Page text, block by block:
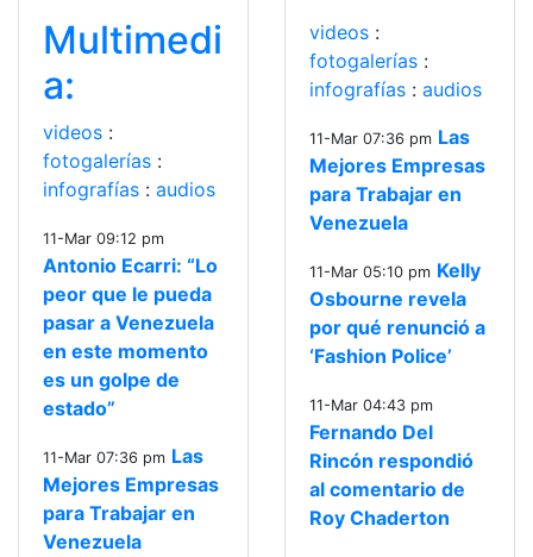
Multimedi
a:
videos :
fotogalerías :
infografías : audios
11-Mar 09:12 pm
Antonio Ecarri: “Lo
peor que le pueda
pasar a Venezuela
en este momento
es un golpe de
estado”
11-Mar 07:36 pm Las
Mejores Empresas
para Trabajar en
Venezuela
videos :
fotogalerías :
infografías : audios
11-Mar 07:36 pm Las
Mejores Empresas
para Trabajar en
Venezuela
11-Mar 05:10 pm Kelly
Osbourne revela
por qué renunció a
‘Fashion Police’
11-Mar 04:43 pm
Fernando Del
Rincón respondió
al comentario de
Roy Chaderton